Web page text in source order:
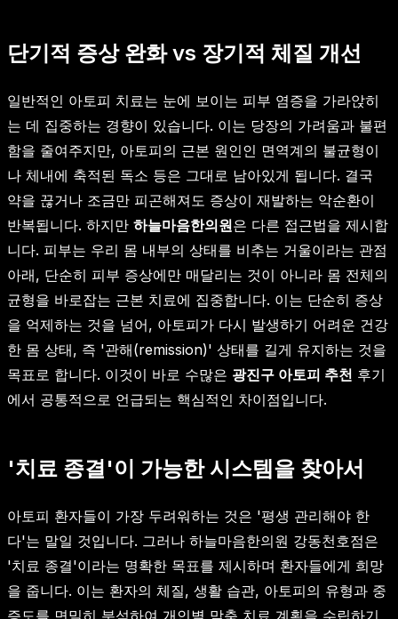
단기적 증상 완화 vs 장기적 체질 개선
일반적인 아토피 치료는 눈에 보이는 피부 염증을 가라앉히
는 데 집중하는 경향이 있습니다. 이는 당장의 가려움과 불편
함을 줄여주지만, 아토피의 근본 원인인 면역계의 불균형이
나 체내에 축적된 독소 등은 그대로 남아있게 됩니다. 결국
약을 끊거나 조금만 피곤해져도 증상이 재발하는 악순환이
반복됩니다. 하지만 하늘마음한의원은 다른 접근법을 제시합
니다. 피부는 우리 몸 내부의 상태를 비추는 거울이라는 관점
아래, 단순히 피부 증상에만 매달리는 것이 아니라 몸 전체의
균형을 바로잡는 근본 치료에 집중합니다. 이는 단순히 증상
을 억제하는 것을 넘어, 아토피가 다시 발생하기 어려운 건강
한 몸 상태, 즉 '관해(remission)' 상태를 길게 유지하는 것을
목표로 합니다. 이것이 바로 수많은 광진구 아토피 추천 후기
에서 공통적으로 언급되는 핵심적인 차이점입니다.
'치료 종결'이 가능한 시스템을 찾아서
아토피 환자들이 가장 두려워하는 것은 '평생 관리해야 한
다'는 말일 것입니다. 그러나 하늘마음한의원 강동천호점은
'치료 종결'이라는 명확한 목표를 제시하며 환자들에게 희망
을 줍니다. 이는 환자의 체질, 생활 습관, 아토피의 유형과 중
증도를 면밀히 분석하여 개인별 맞춤 치료 계획을 수립하기